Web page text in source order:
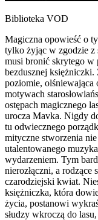
Biblioteka VOD
Magiczna opowieść o
tylko żyjąc w zgodzie z
musi bronić skrytego w
bezdusznej
poziomie, olśniewająca
motywach
ostępach magicznego
urocza Mavka. Nigdy
tu odwiecznego
mityczne stworzenia
utalentowanego
wydarzeniem. Tym
nierozłączni, a
czarodziejski kwiat.
księżniczka, która
życia, postanowi
słudzy wkroczą do